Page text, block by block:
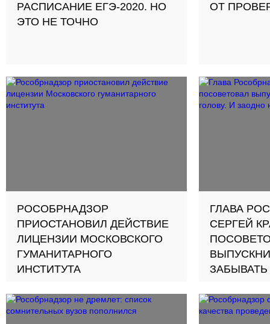
РАСПИСАНИЕ ЕГЭ-2020. НО
ЭТО НЕ ТОЧНО
ОТ
РОСОБРНАДЗОР
ПРИОСТАНОВИЛ ДЕЙСТВИЕ
ЛИЦЕНЗИИ МОСКОВСКОГО
ГУМАНИТАРНОГО
ИНСТИТУТА
ГЛАВА
СЕРГЕЙ
ВАЖНОМ